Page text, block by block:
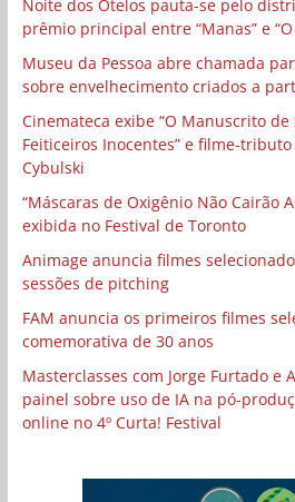
Noite dos Otelos pauta-se pelo
prêmio principal entre “Manas” e
Museu da Pessoa abre chamada
sobre envelhecimento criados a
Cinemateca exibe “O Manuscrito de
Feiticeiros Inocentes” e filme-
Cybulski
“Máscaras de Oxigênio Não Cairão
exibida no Festival de Toronto
Animage anuncia filmes
sessões de pitching
FAM anuncia os primeiros filmes
comemorativa de 30 anos
Masterclasses com Jorge Furtado e
painel sobre uso de IA na pó-
online no 4º Curta! Festival